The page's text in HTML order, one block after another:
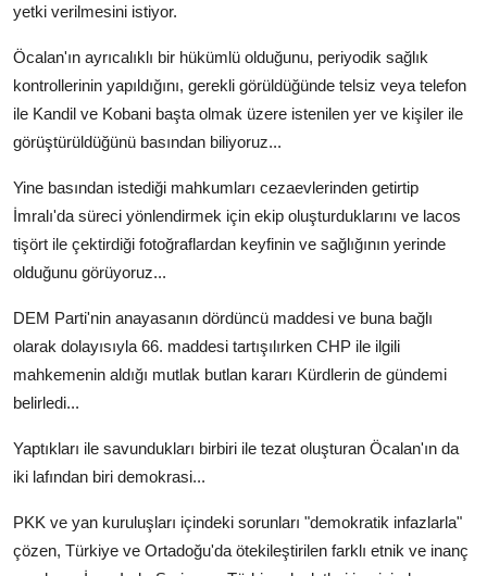
yetki verilmesini istiyor.
Öcalan'ın ayrıcalıklı bir hükümlü olduğunu, periyodik sağlık
kontrollerinin yapıldığını, gerekli görüldüğünde telsiz veya telefon
ile Kandil ve Kobani başta olmak üzere istenilen yer ve kişiler ile
görüştürüldüğünü basından biliyoruz...
Yine basından istediği mahkumları cezaevlerinden getirtip
İmralı'da süreci yönlendirmek için ekip oluşturduklarını ve lacos
tişört ile çektirdiği fotoğraflardan keyfinin ve sağlığının yerinde
olduğunu görüyoruz...
DEM Parti'nin anayasanın dördüncü maddesi ve buna bağlı
olarak dolayısıyla 66. maddesi tartışılırken CHP ile ilgili
mahkemenin aldığı mutlak butlan kararı Kürdlerin de gündemi
belirledi...
Yaptıkları ile savundukları birbiri ile tezat oluşturan Öcalan'ın da
iki lafından biri demokrasi...
PKK ve yan kuruluşları içindeki sorunları "demokratik infazlarla"
çözen, Türkiye ve Ortadoğu'da ötekileştirilen farklı etnik ve inanç